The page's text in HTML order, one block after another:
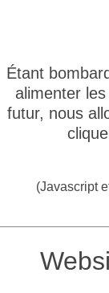
Étant
alimenter
futur, nous
(Javascript